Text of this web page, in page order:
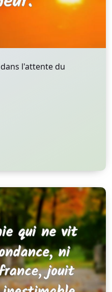
l'attente du